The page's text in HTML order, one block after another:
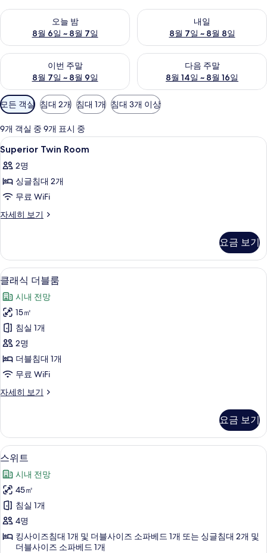
오늘 밤
8월 6일 ~ 8월 7일
오늘 밤 예약 가능 여부 확인, 8월 6일 ~ 8월 7일
내일
8월 7일 ~ 8월 8일
내일 예약 가능 여부 확인, 8월
이번 주말
8월 7일 ~ 8월 9일
이번 주말 예약 가능 여부 확인, 8월 7일 ~ 8월 9일
다음 주말
8월 14일 ~ 8월 16일
다음 주말 예약 가능 여부 확인,
객
실
에
사
용
가
능
한
터
모든 객실 침대 2개 침대 1개 침대 3개 이상
9개 객실 중 9개 표시 중
Superior
Twin
Room
사
진
모
기
셀렉트 컴포트 침대, 객실 내 금고, 책상
8
Superior Twin Room
2명
싱글침대 2개
무료 WiFi
자세히 보기
Superior
세
히
보
요금 보기
클
래
식
더
블
룸
사
모
보
기
셀렉트 컴포트 침대, 객실 내 금고, 책상
8
클래식 더블룸
시내 전망
15㎡
침실 1개
2명
더블침대 1개
무료 WiFi
자세히 보기
클
블
룸
자
히
보
기
요금 보기
스
위
트
사
진
모
스위트 | 셀렉트 컴포트 침대, 객실 내
16
스위트
시내 전망
45㎡
침실 1개
4명
킹사이즈침대 1개 및 더블사이즈 소파베드 1개 또는 싱글침대 2개 및
더블사이즈 소파베드 1개